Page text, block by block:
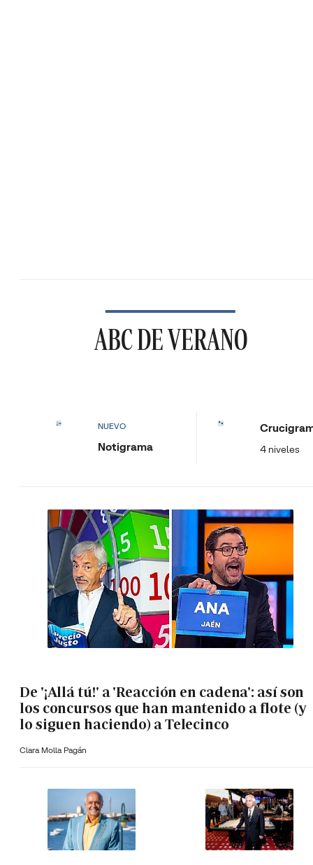
ABC DE VERANO
NUEVO
Notigrama 4 niveles
De '¡Allá tú!' a 'Reacción en cadena': así son
los concursos que han mantenido a flote (y
lo siguen haciendo) a Telecinco
Clara Molla Pagán